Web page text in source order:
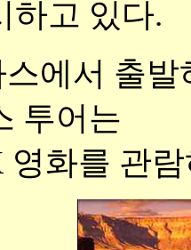
하고 있다.
에서 출
투어는
화를 관